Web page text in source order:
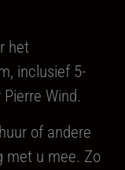
het
inclusief 5-
Wind.
of andere
met u mee. Zo